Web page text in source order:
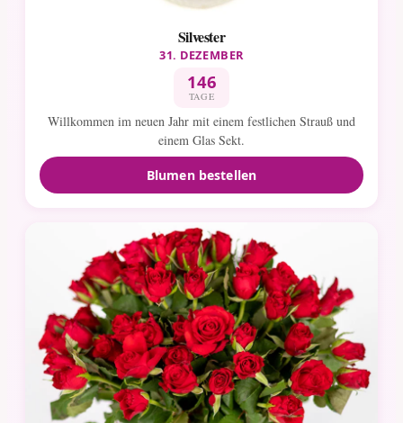
Silvester
31. DEZEMBER
146
TAGE
Willkommen im neuen Jahr mit einem festlichen Strauß und
einem Glas Sekt.
Blumen bestellen